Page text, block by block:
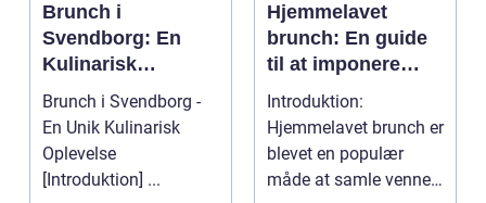
Brunch i
Svendborg: En
Kulinarisk
Oplevelse for
Eventyrrejsende
og Backpackere
Brunch i Svendborg -
En Unik Kulinarisk
Oplevelse
[Introduktion] ...
Hjemmelavet
brunch: En guide
til at imponere
dine
eventyrrejsende
og backpacker-
venner med en
Introduktion:
Hjemmelavet brunch er
blevet en populær
måde at samle venner